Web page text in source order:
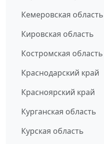
Кемеровская область
Кировская область
Костромская область
Краснодарский край
Красноярский край
Курганская область
Курская область